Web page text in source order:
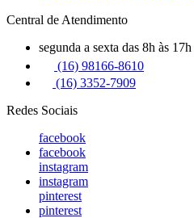
Central de Atendimento
segunda a sexta das 8h às 17h
(16) 98166-8610
(16) 3352-7909
Redes Sociais
facebook
facebook
instagram
instagram
pinterest
pinterest